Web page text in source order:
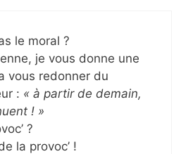
le moral ?
je vous donne une
vous redonner du
: « à partir de demain,
! »
?
la provoc’ !